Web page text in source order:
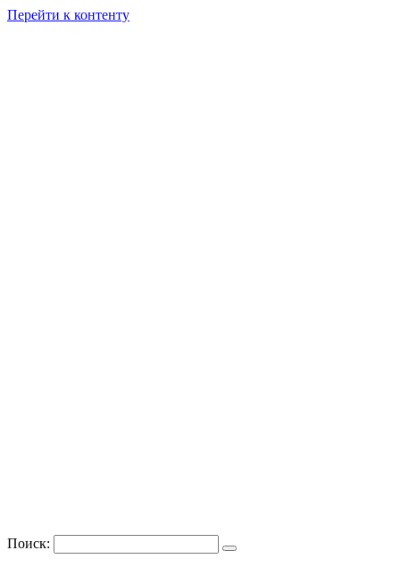
Перейти к контенту
Поиск: